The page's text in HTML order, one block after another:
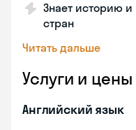
Знает историю и
стран
Читать дальше
Услуги и цены
Английский язык